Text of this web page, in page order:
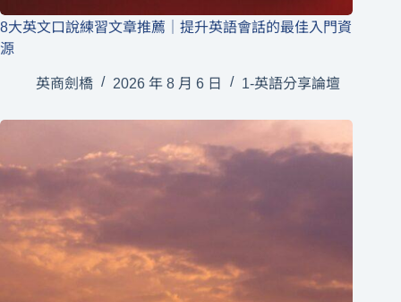
8大英文口說練習文章推薦｜提升英語會話的最佳入門資
源
英商劍橋 2026 年 8 月 6 日 1-英語分享論壇